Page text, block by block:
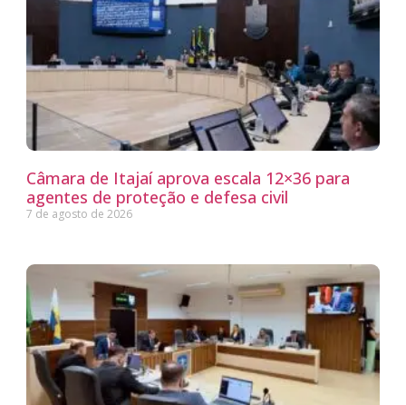
Câmara de Itajaí aprova escala 12×36 para
agentes de proteção e defesa civil
7 de agosto de 2026